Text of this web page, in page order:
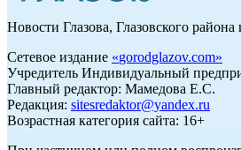
Новости Глазова, Глазовского
Сетевое издание «gorodglazov.com»
Учредитель Индивидуальный
Главный редактор: Мамедова Е.С.
Редакция: sitesredaktor@yandex.ru
Возрастная категория сайта: 16+